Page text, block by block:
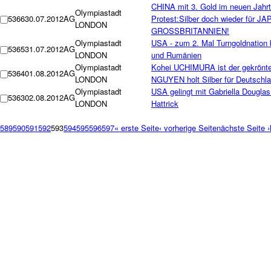
536630.07.2012AG
Olympiastadt
LONDON
CHINA mit 3. Gold im neuen
Protest:Silber doch wieder für
GROSSBRITANNIEN!
536531.07.2012AG
Olympiastadt
LONDON
USA - zum 2. Mal
und Rumänien
536401.08.2012AG
Olympiastadt
LONDON
Kohei UCHIMURA ist der
NGUYEN holt Silber für
536302.08.2012AG
Olympiastadt
LONDON
USA gelingt mit Gabriella
Hattrick
589590591592593594595596597« erste Seite‹ vorherige Seitenächste Seite ›